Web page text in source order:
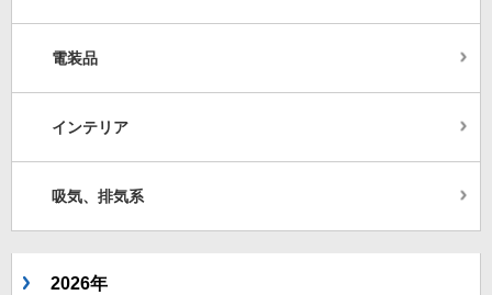
電装品
インテリア
吸気、排気系
2026年